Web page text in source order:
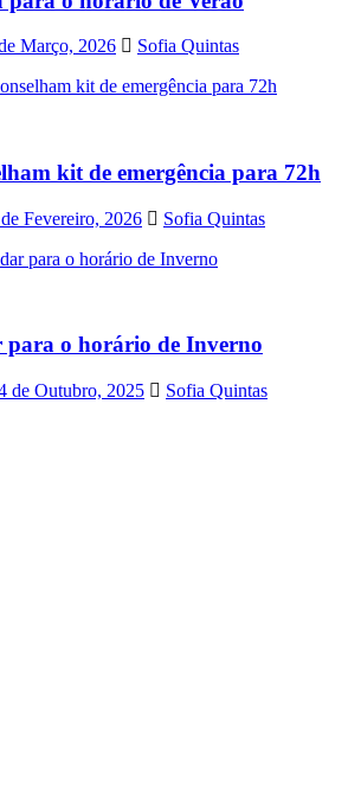
Março, 2026 Sofia Quintas
kit de emergência para 72h
Fevereiro, 2026 Sofia Quintas
o horário de Inverno
de Outubro, 2025
Sofia Quintas